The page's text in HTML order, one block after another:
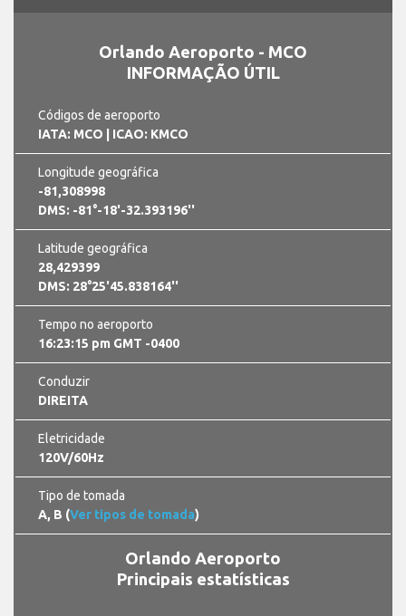
Orlando Aeroporto - MCO
INFORMAÇÃO ÚTIL
Códigos de aeroporto
IATA: MCO
| ICAO: KMCO
Longitude geográfica
-81,308998
DMS: -81°-18'-32.393196''
Latitude geográfica
28,429399
DMS: 28°25'45.838164''
Tempo no aeroporto
16:23:15 pm GMT -0400
Conduzir
DIREITA
Eletricidade
120V/60Hz
Tipo de tomada
A, B (Ver tipos de tomada)
Orlando Aeroporto
Principais estatísticas